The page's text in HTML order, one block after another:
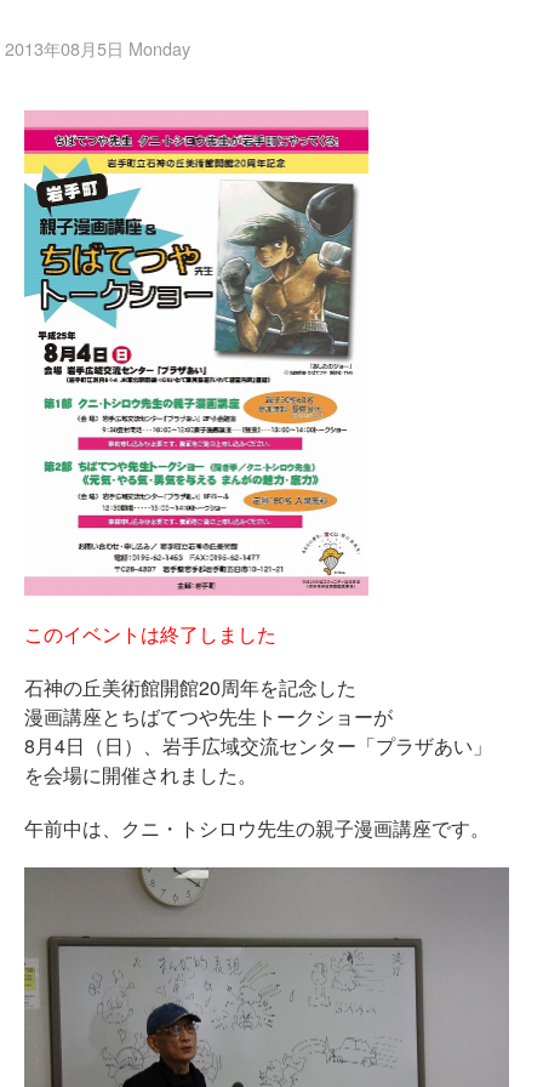
2013年08月5日 Monday
このイベントは終了しました
石神の丘美術館開館20周年を記念した
漫画講座とちばてつや先生トークショーが
8月4日（日）、岩手広域交流センター「プラザあい」
を会場に開催されました。
午前中は、クニ・トシロウ先生の親子漫画講座です。